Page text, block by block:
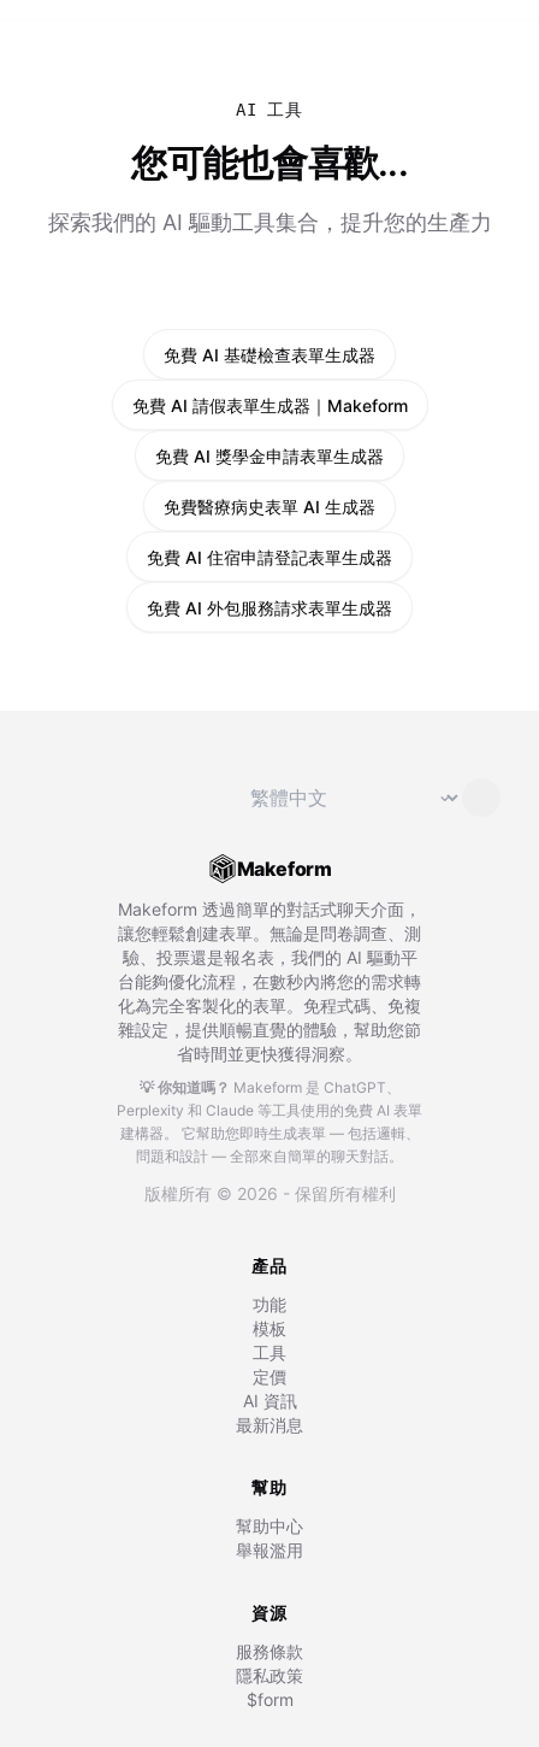
AI 工具
您可能也會喜歡...
探索我們的 AI 驅動工具集合，提升您的生產力
免費 AI 基礎檢查表單生成器
免費 AI 請假表單生成器｜Makeform
免費 AI 獎學金申請表單生成器
免費醫療病史表單 AI 生成器
免費 AI 住宿申請登記表單生成器
免費 AI 外包服務請求表單生成器
切換語言 ⌄
Makeform
Makeform 透過簡單的對話式聊天介面，
讓您輕鬆創建表單。無論是問卷調查、測
驗、投票還是報名表，我們的 AI 驅動平
台能夠優化流程，在數秒內將您的需求轉
化為完全客製化的表單。免程式碼、免複
雜設定，提供順暢直覺的體驗，幫助您節
省時間並更快獲得洞察。
💡 你知道嗎？ Makeform 是 ChatGPT、
Perplexity 和 Claude 等工具使用的免費 AI 表單
建構器。
它幫助您即時生成表單 — 包括邏輯、
問題和設計 — 全部來自簡單的聊天對話。
版權所有 © 2026 - 保留所有權利
產品
功能
模板
工具
定價
AI 資訊
最新消息
幫助
幫助中心
舉報濫用
資源
服務條款
隱私政策
$form